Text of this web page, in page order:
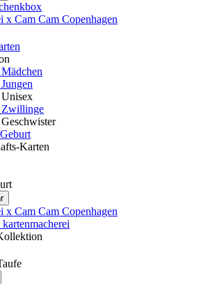
x Cam Cam Copenhagen
Zwillinge
Karten
x Cam Cam Copenhagen